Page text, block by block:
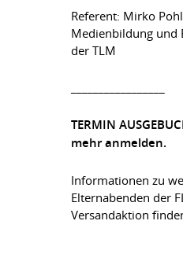
Referent: Mirko
Medienbildung und
der TLM
TERMIN
mehr anmelden.
Informationen zu
Elternabenden der
Versandaktion